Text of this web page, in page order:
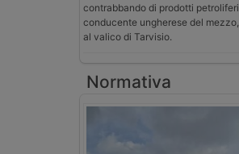
contrabbando di prodotti
conducente ungherese del
al valico di Tarvisio.
Normativa